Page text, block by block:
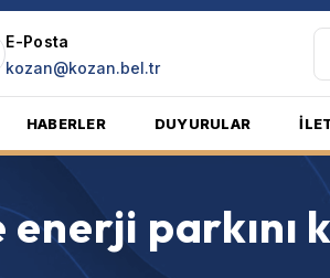
E-Posta
kozan@kozan.bel.tr
HABERLER DUYURULAR